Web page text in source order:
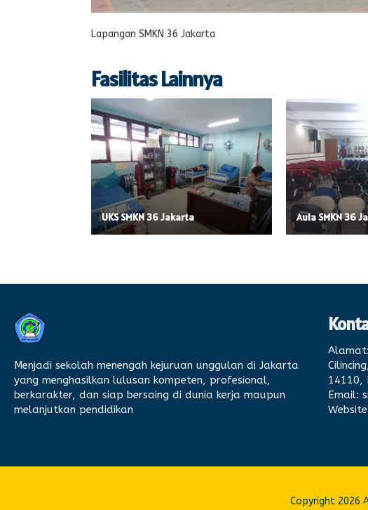
Lapangan SMKN 36 Jakarta
Fasilitas Lainnya
UKS SMKN 36 Jakarta Aula SMKN 36
Menjadi sekolah menengah kejuruan unggulan di Jakarta
yang menghasilkan lulusan kompeten, profesional,
berkarakter, dan siap bersaing di dunia kerja maupun
melanjutkan pendidikan
Alamat:
14110,
Email:
Copyright 2026